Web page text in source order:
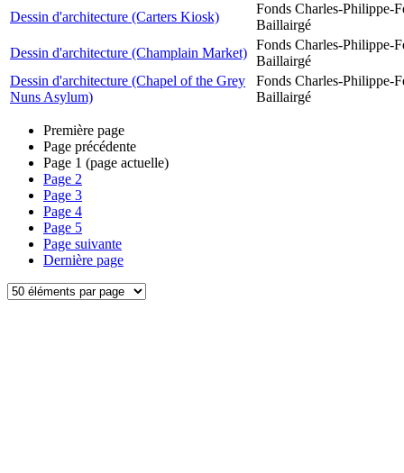
Dessin d'architecture (Carters Kiosk)
Fonds Charles-Philippe-
Baillairgé
Dessin d'architecture (Champlain Market)
Fonds Charles-Philippe-
Baillairgé
Dessin d'architecture (Chapel of the Grey
Nuns Asylum)
Fonds Charles-Philippe-
Baillairgé
Première page
Page précédente
Page 1 (page actuelle)
Page 2
Page 3
Page 4
Page 5
Page suivante
Dernière page